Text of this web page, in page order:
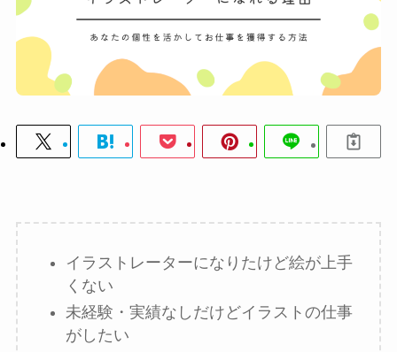
イラストレーターになりたけど絵が上手
くない
未経験・実績なしだけどイラストの仕事
がしたい